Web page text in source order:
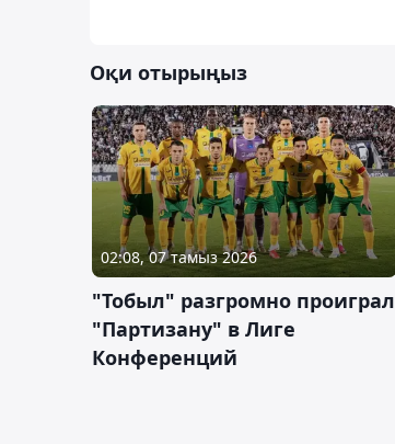
Оқи отырыңыз
02:08, 07 тамыз 2026
"Тобыл" разгромно проиграл
"Партизану" в Лиге
Конференций